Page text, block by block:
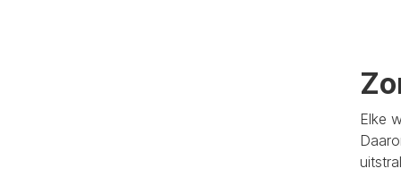
Elke